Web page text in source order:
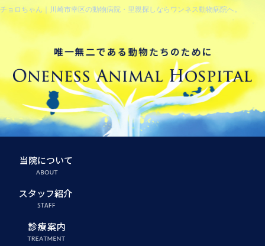
チョロちゃん｜川崎市幸区の動物病院・里親探しならワンネス動物病院へ。